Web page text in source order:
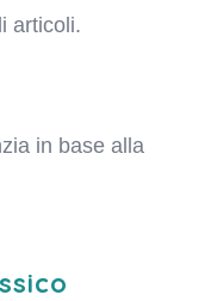
articoli.
in base alla